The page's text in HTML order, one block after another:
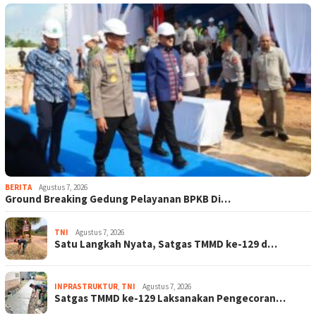
BERITA Agustus 7, 2026
Ground Breaking Gedung Pelayanan BPKB Di…
TNI Agustus 7, 2026
Satu Langkah Nyata, Satgas TMMD ke-129 d…
INPRASTRUKTUR, TNI Agustus 7, 2026
Satgas TMMD ke-129 Laksanakan Pengecoran…